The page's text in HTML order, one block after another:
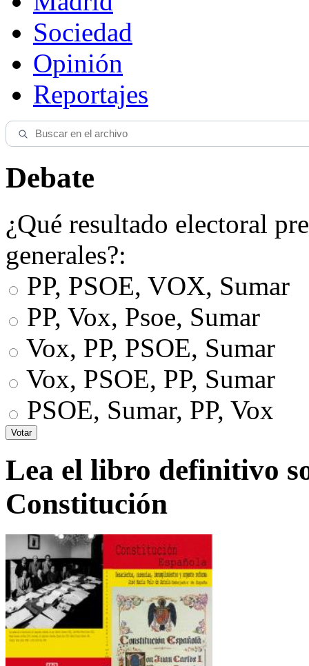
Sociedad
Opinión
Reportajes
Debate
¿Qué resultado electoral
generales?:
PP, PSOE, VOX, Sumar
PP, Vox, Psoe, Sumar
Vox, PP, PSOE, Sumar
Vox, PSOE, PP, Sumar
PSOE, Sumar, PP, Vox
Lea el libro definitivo
Constitución